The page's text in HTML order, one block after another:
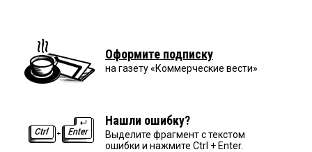
Оформите подписку
на газету «Коммерческие вести»
Нашли ошибку?
Выделите фрагмент с текстом
ошибки и нажмите Ctrl + Enter.